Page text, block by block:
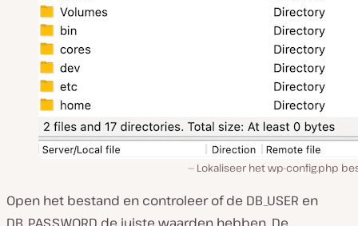
Lokaliseer het wp-config.php
Open het bestand en controleer of de DB_USER en